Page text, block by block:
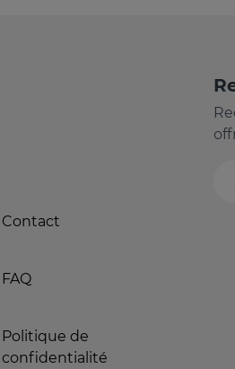
Contact
FAQ
Politique de
confidentialité